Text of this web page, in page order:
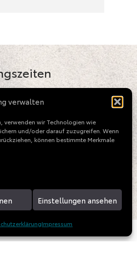
verwalten
verwenden wir Technologien wie
und/oder darauf zuzugreifen. Wenn
können bestimmte Merkmale
Einstellungen ansehen
Impressum
- 18.00 Uhr
- 18.00 Uhr
- 16.30 Uhr